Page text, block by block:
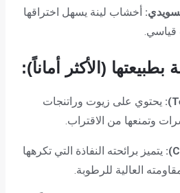
أخشاب لينة يسهل اختراقها
قياسي.
يحتوي على زيوت وراتنجات
وتمنعها من الاقتراب.
يتميز برائحته النفاذة التي تكرهها
العالية للرطوبة.